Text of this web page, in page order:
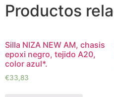
Productos
Silla NIZA NEW AM, chasis
epoxi negro, tejido A20,
color azul*.
€33,83